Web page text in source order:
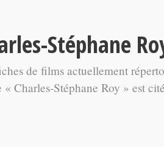
Stéphane
de films actuellement
« Charles-Stéphane Roy » est